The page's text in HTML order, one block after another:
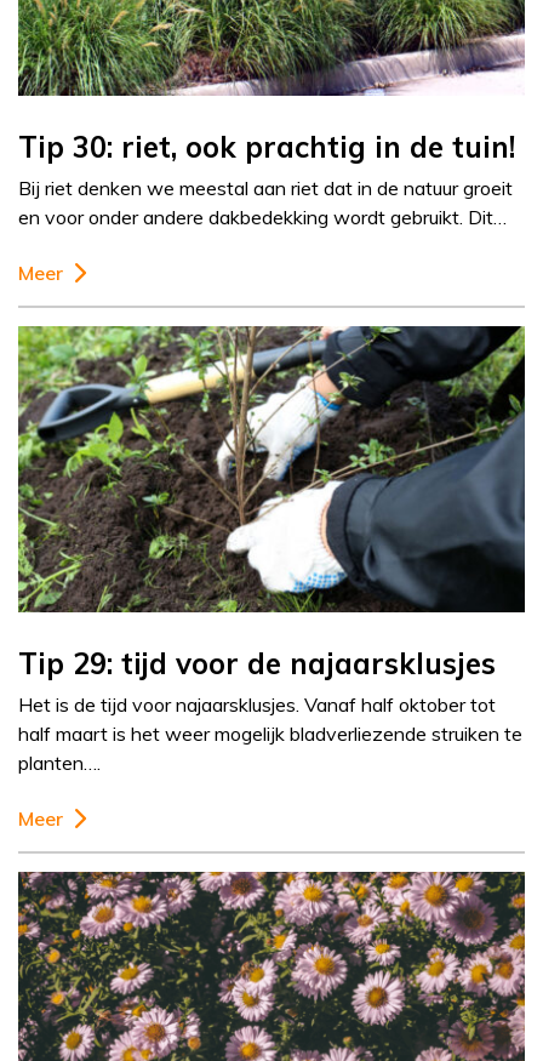
Tip 30: riet, ook prachtig in de tuin!
Bij riet denken we meestal aan riet dat in de natuur groeit
en voor onder andere dakbedekking wordt gebruikt. Dit…
Meer
Tip 29: tijd voor de najaarsklusjes
Het is de tijd voor najaarsklusjes. Vanaf half oktober tot
half maart is het weer mogelijk bladverliezende struiken te
planten….
Meer